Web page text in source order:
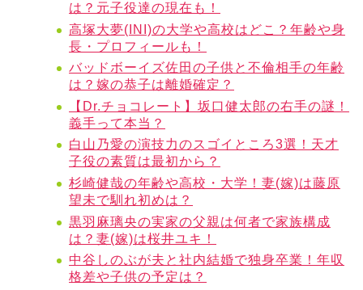
は？元子役達の現在も！
高塚大夢(INI)の大学や高校はどこ？年齢や身
長・プロフィールも！
バッドボーイズ佐田の子供と不倫相手の年齢
は？嫁の恭子は離婚確定？
【Dr.チョコレート】坂口健太郎の右手の謎！
義手って本当？
白山乃愛の演技力のスゴイところ3選！天才
子役の素質は最初から？
杉崎健哉の年齢や高校・大学！妻(嫁)は藤原
望未で馴れ初めは？
黒羽麻璃央の実家の父親は何者で家族構成
は？妻(嫁)は桜井ユキ！
中谷しのぶが夫と社内結婚で独身卒業！年収
格差や子供の予定は？